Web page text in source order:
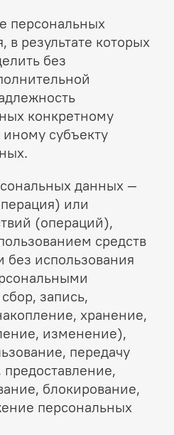
персональных
результате которых
без
конкретному
субъекту
данных —
или
(операций),
средств
без использования
запись,
хранение,
изменение),
передачу
блокирование,
персональных